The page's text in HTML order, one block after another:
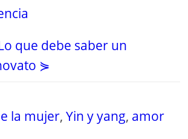
que debe saber un
⋟
la mujer,Yin y yang, amor